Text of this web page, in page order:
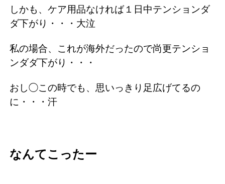
しかも、ケア用品なければ１日中テンションダ
ダ下がり・・・大泣
私の場合、これが海外だったので尚更テンショ
ンダダ下がり・・・
おし◯この時でも、思いっきり足広げてるの
に・・・汗
なんてこったー